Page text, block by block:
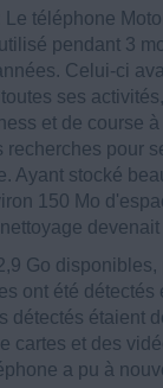
Le téléphone
pendant 3
Celui-ci
ses
et de course
recherches pour
Ayant stocké
150 Mo
Go disponibles,
ont été détectés
détectés étaient
cartes et des
a pu à